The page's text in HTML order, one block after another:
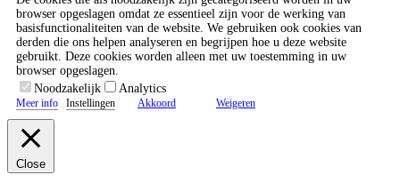
browser opgeslagen omdat ze essentieel zijn voor de werking van
basisfunctionaliteiten van de website. We gebruiken ook cookies van
derden die ons helpen analyseren en begrijpen hoe u deze website
gebruikt. Deze cookies worden alleen met uw toestemming in uw
browser opgeslagen.
Noodzakelijk
Analytics
Meer info Instellingen Akkoord Weigeren
Close